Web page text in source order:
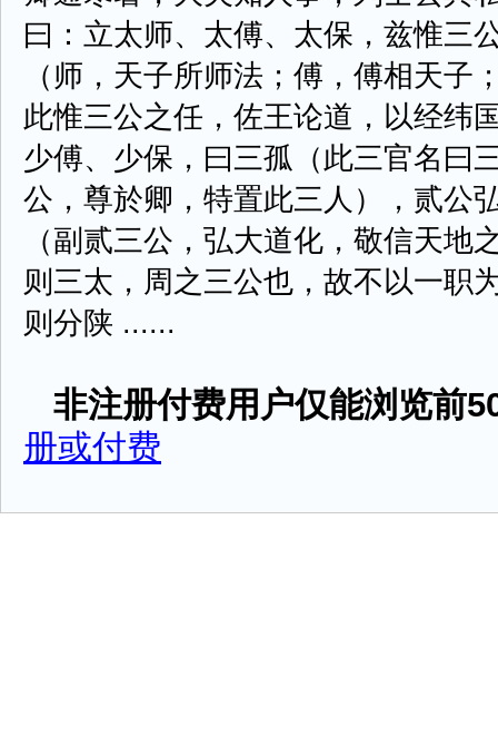
曰：立太师、太傅、太保，兹惟三
（师，天子所师法；傅，傅相天子
此惟三公之任，佐王论道，以经纬
少傅、少保，曰三孤（此三官名曰
公，尊於卿，特置此三人），贰公
（副贰三公，弘大道化，敬信天地
则三太，周之三公也，故不以一职
则分陕 ......
非注册付费用户仅能浏览前
册或付费